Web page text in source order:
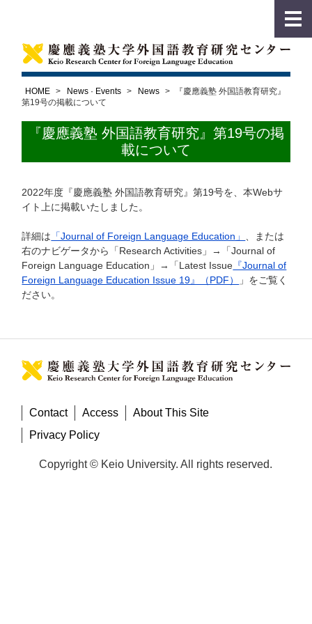
HOME > News · Events > News >
『慶應義塾 外国語教育研究』
第19号の掲載について
『慶應義塾 外国語教育研究』第19号の掲
載について
2022年度『慶應義塾 外国語教育研究』第19号を、本Webサ
イト上に掲載いたしました。
詳細は 「Journal of Foreign Language Education」
、または
右のナビゲータから「Research Activities」→「Journal of
Foreign Language Education」→「Latest Issue 『Journal of
Foreign Language Education Issue 19』（PDF）
」をご覧く
ださい。
Contact Access
About This Site
Privacy Policy
Copyright © Keio University. All rights reserved.